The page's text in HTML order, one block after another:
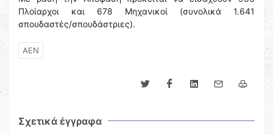
Πλοίαρχοι και 678 Μηχανικοί (συνολικά 1.641
σπουδαστές/σπουδάστριες).
ΑΕΝ
Σχετικά έγγραφα